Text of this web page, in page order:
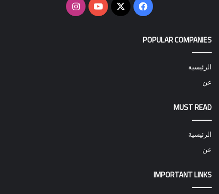
فيسبوك
‫X
‫YouTubeانستقرام
POPULAR COMPANIES
الرئيسية
عن
MUST READ
الرئيسية
عن
IMPORTANT LINKS